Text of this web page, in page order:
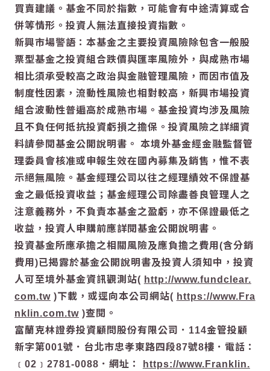
買賣建議。基金不同於指數，可能會有中途清算或合
併等情形。投資人無法直接投資指數。
新興市場警語：本基金之主要投資風險除包含一般股
票型基金之投資組合跌價與匯率風險外，與成熟市場
相比須承受較高之政治與金融管理風險，而因市值及
制度性因素，流動性風險也相對較高，新興市場投資
組合波動性普遍高於成熟市場。基金投資均涉及風險
且不負任何抵抗投資虧損之擔保。投資風險之詳細資
料請參閱基金公開說明書。 本境外基金經金融監督管
理委員會核准或申報生效在國內募集及銷售，惟不表
示絕無風險。基金經理公司以往之經理績效不保證基
金之最低投資收益；基金經理公司除盡善良管理人之
注意義務外，不負責本基金之盈虧，亦不保證最低之
收益，投資人申購前應詳閱基金公開說明書。
投資基金所應承擔之相關風險及應負擔之費用(含分銷
費用)已揭露於基金公開說明書及投資人須知中，投資
人可至境外基金資訊觀測站( http://www.fundclear.
com.tw )下載，或逕向本公司網站( https://www.Fra
nklin.com.tw )查閱。
富蘭克林證券投資顧問股份有限公司．114金管投顧
新字第001號．台北市忠孝東路四段87號8樓．電話：
﹝02﹞2781-0088．網址：
https://www.Franklin.